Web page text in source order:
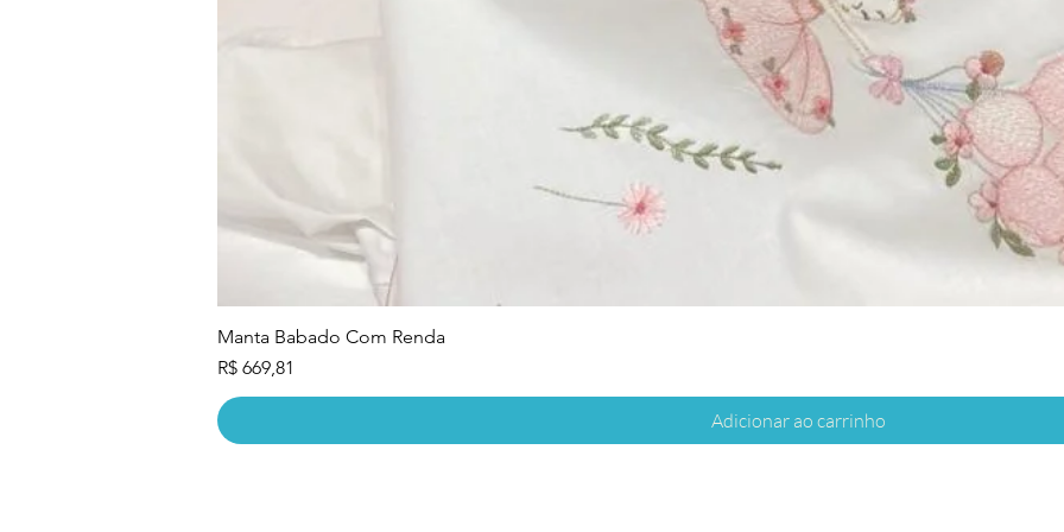
Manta Babado Com Renda
Preço
R$ 669,81
Adicionar ao carrinho